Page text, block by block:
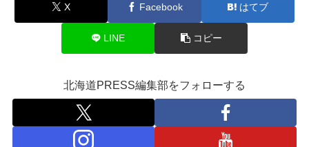
X Facebook はてブ
LINE コピー
北海道PRESS編集部をフォローする